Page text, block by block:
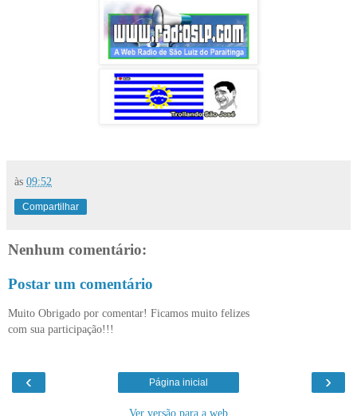
às 09:52
Compartilhar
Nenhum comentário:
Postar um comentário
Muito Obrigado por comentar! Ficamos muito felizes
com sua participação!!!
‹ ›
Página inicial
Ver versão para a web